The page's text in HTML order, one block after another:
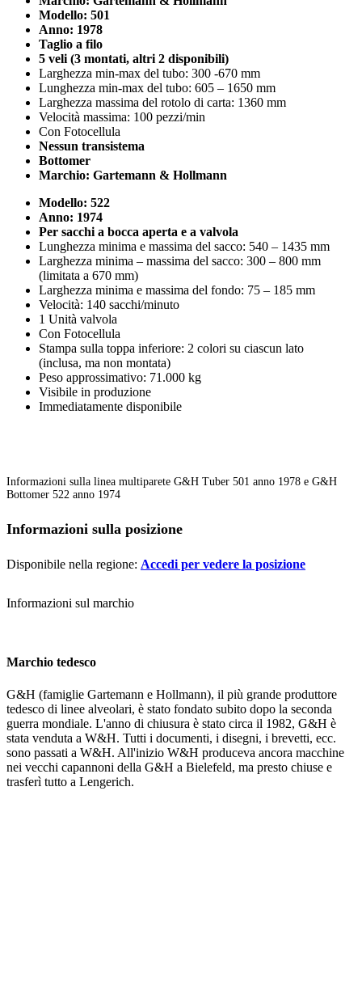
Modello: 501
Anno: 1978
Taglio a filo
5 veli (3 montati, altri 2 disponibili)
Larghezza min-max del tubo: 300 -670 mm
Lunghezza min-max del tubo: 605 – 1650 mm
Larghezza massima del rotolo di carta: 1360 mm
Velocità massima: 100 pezzi/min
Con Fotocellula
Nessun transistema
Bottomer
Marchio: Gartemann & Hollmann
Modello: 522
Anno: 1974
Per sacchi a bocca aperta e a valvola
Lunghezza minima e massima del sacco: 540 – 1435 mm
Larghezza minima – massima del sacco: 300 – 800 mm
(limitata a 670 mm)
Larghezza minima e massima del fondo: 75 – 185 mm
Velocità: 140 sacchi/minuto
1 Unità valvola
Con Fotocellula
Stampa sulla toppa inferiore: 2 colori su ciascun lato
(inclusa, ma non montata)
Peso approssimativo: 71.000 kg
Visibile in produzione
Immediatamente disponibile
Informazioni sulla linea multiparete G&H Tuber 501 anno 1978 e G&H
Bottomer 522 anno 1974
Informazioni sulla posizione
Disponibile nella regione: Accedi per vedere la posizione
Informazioni sul marchio
Marchio tedesco
G&H (famiglie Gartemann e Hollmann), il più grande produttore
tedesco di linee alveolari, è stato fondato subito dopo la seconda
guerra mondiale. L'anno di chiusura è stato circa il 1982, G&H è
stata venduta a W&H. Tutti i documenti, i disegni, i brevetti, ecc.
sono passati a W&H. All'inizio W&H produceva ancora macchine
nei vecchi capannoni della G&H a Bielefeld, ma presto chiuse e
trasferì tutto a Lengerich.